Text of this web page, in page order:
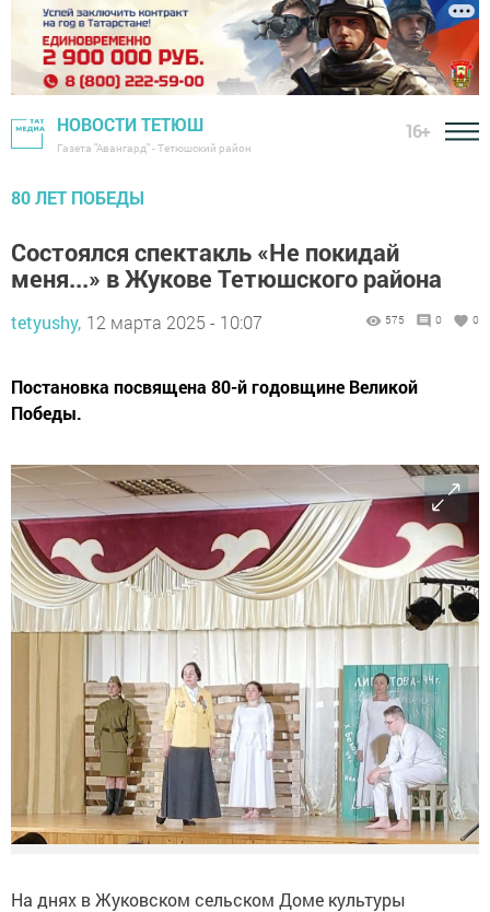
НОВОСТИ ТЕТЮШ
Газета "Авангард" - Тетюшский район
16+
80 ЛЕТ ПОБЕДЫ
Состоялся спектакль «Не покидай
меня...» в Жукове Тетюшского района
tetyushy, 12 марта 2025 - 10:07 575 0 0
Постановка посвящена 80-й годовщине Великой
Победы.
На днях в Жуковском сельском Доме культуры